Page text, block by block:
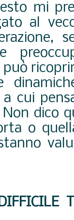
mi
al
a cui
dico
o